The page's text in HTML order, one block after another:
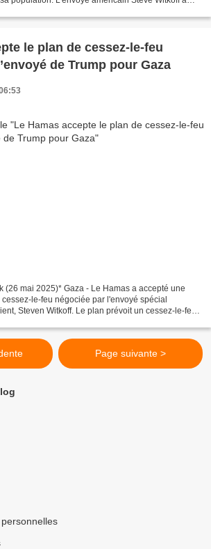
le plan de cessez-le-feu
de Trump pour Gaza
(26 mai 2025)* Gaza - Le Hamas a accepté une
le-feu négociée par l'envoyé spécial
Steven Witkoff. Le plan prévoit un cessez-le-feu
Page suivante >